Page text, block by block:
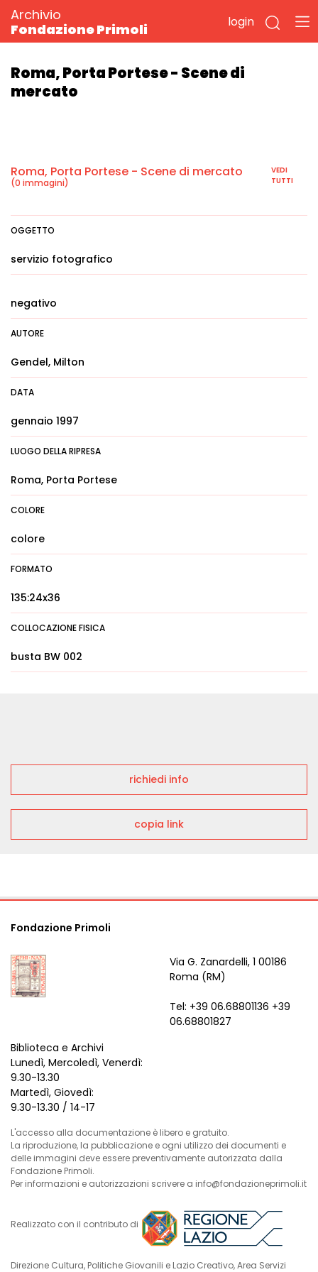
Archivio
Fondazione Primoli
login
Roma, Porta Portese - Scene di
mercato
Roma, Porta Portese - Scene di mercato
(0 immagini)
VEDI
TUTTI
OGGETTO
servizio fotografico
negativo
AUTORE
Gendel, Milton
DATA
gennaio 1997
LUOGO DELLA RIPRESA
Roma, Porta Portese
COLORE
colore
FORMATO
135:24x36
COLLOCAZIONE FISICA
busta BW 002
richiedi info
copia link
Fondazione Primoli
Via G. Zanardelli, 1 00186
Roma (RM)
Tel: +39 06.68801136 +39
06.68801827
Biblioteca e Archivi
Lunedì, Mercoledì, Venerdì:
9.30-13.30
Martedì, Giovedì:
9.30-13.30 / 14-17
L'accesso alla documentazione è libero e gratuito.
La riproduzione, la pubblicazione e ogni utilizzo dei documenti e
delle immagini deve essere preventivamente autorizzata dalla
Fondazione Primoli.
Per informazioni e autorizzazioni scrivere a info@fondazioneprimoli.it
Realizzato con il contributo di
Direzione Cultura, Politiche Giovanili e Lazio Creativo, Area Servizi